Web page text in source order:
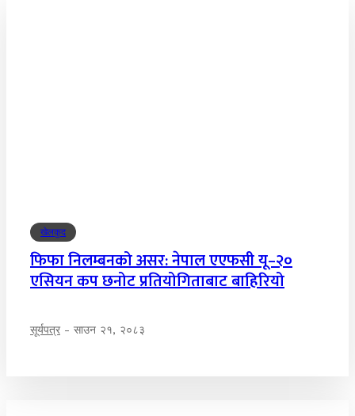
खेलकुद
फिफा निलम्बनको असर: नेपाल एएफसी यू–२०
एसियन कप छनोट प्रतियोगिताबाट बाहिरियो
सूर्यपत्र - साउन २१, २०८३